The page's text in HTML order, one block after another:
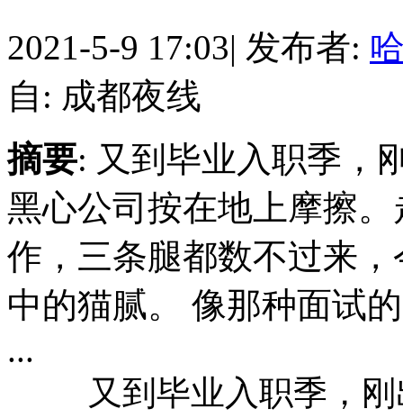
2021-5-9 17:03| 发布者:
自: 成都夜线
摘要: 又到毕业入职季，
黑心公司按在地上摩擦
作，三条腿都数不过来
中的猫腻。 像那种面试
...
又到毕业入职季，刚